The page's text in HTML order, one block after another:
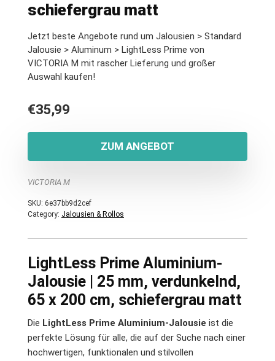
schiefergrau matt
Jetzt beste Angebote rund um Jalousien > Standard
Jalousie > Aluminum > LightLess Prime von
VICTORIA M mit rascher Lieferung und großer
Auswahl kaufen!
€35,99
ZUM ANGEBOT
VICTORIA M
SKU: 6e37bb9d2cef
Category: Jalousien & Rollos
LightLess Prime Aluminium-
Jalousie | 25 mm, verdunkelnd,
65 x 200 cm, schiefergrau matt
Die LightLess Prime Aluminium-Jalousie ist die
perfekte Lösung für alle, die auf der Suche nach einer
hochwertigen, funktionalen und stilvollen